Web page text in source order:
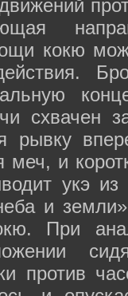
кокю
схвачен
рывку
меч, и
укэ
и
При
против